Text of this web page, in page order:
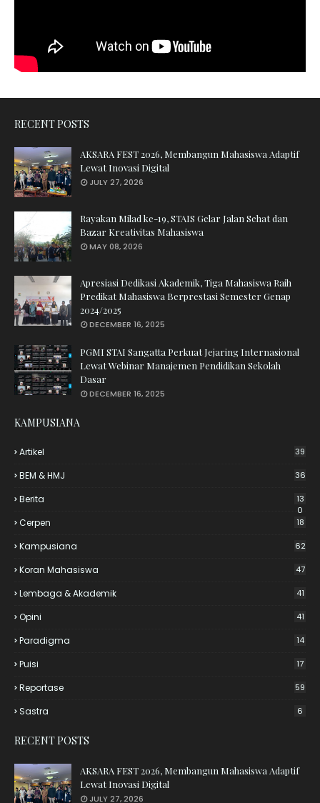
RECENT POSTS
AKSARA FEST 2026, Membangun Mahasiswa Adaptif
Lewat Inovasi Digital
JULY 27, 2026
Rayakan Milad ke-19, STAIS Gelar Jalan Sehat dan
Bazar Kreativitas Mahasiswa
MAY 08, 2026
Apresiasi Dedikasi Akademik, Tiga Mahasiswa Raih
Predikat Mahasiswa Berprestasi Semester Genap
2024/2025
DECEMBER 16, 2025
PGMI STAI Sangatta Perkuat Jejaring Internasional
Lewat Webinar Manajemen Pendidikan Sekolah
Dasar
DECEMBER 16, 2025
KAMPUSIANA
Artikel 39
BEM & HMJ 36
Berita
13
0
Cerpen 18
Kampusiana 62
Koran Mahasiswa 47
Lembaga & Akademik 41
Opini 41
Paradigma 14
Puisi 17
Reportase 59
Sastra 6
RECENT POSTS
AKSARA FEST 2026, Membangun Mahasiswa Adaptif
Lewat Inovasi Digital
JULY 27, 2026